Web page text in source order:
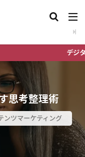
デジタルマーケティ
思考整理術
ンツマーケティング